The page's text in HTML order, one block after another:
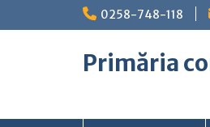
0258-748-118
Primăria